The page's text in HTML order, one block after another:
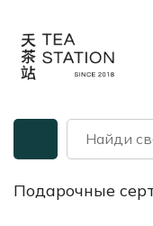
Подарочные